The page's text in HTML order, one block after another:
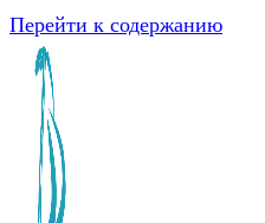
Перейти к содержанию